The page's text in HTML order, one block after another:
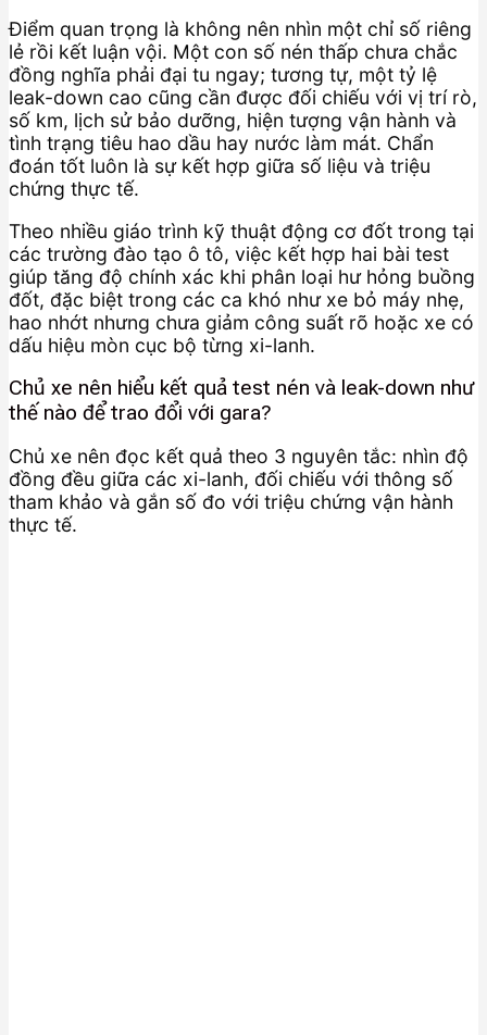
Điểm quan trọng là không nên nhìn một chỉ số riêng
lẻ rồi kết luận vội. Một con số nén thấp chưa chắc
đồng nghĩa phải đại tu ngay; tương tự, một tỷ lệ
leak-down cao cũng cần được đối chiếu với vị trí rò,
số km, lịch sử bảo dưỡng, hiện tượng vận hành và
tình trạng tiêu hao dầu hay nước làm mát. Chẩn
đoán tốt luôn là sự kết hợp giữa số liệu và triệu
chứng thực tế.
Theo nhiều giáo trình kỹ thuật động cơ đốt trong tại
các trường đào tạo ô tô, việc kết hợp hai bài test
giúp tăng độ chính xác khi phân loại hư hỏng buồng
đốt, đặc biệt trong các ca khó như xe bỏ máy nhẹ,
hao nhớt nhưng chưa giảm công suất rõ hoặc xe có
dấu hiệu mòn cục bộ từng xi-lanh.
Chủ xe nên hiểu kết quả test nén và leak-down như
thế nào để trao đổi với gara?
Chủ xe nên đọc kết quả theo 3 nguyên tắc: nhìn độ
đồng đều giữa các xi-lanh, đối chiếu với thông số
tham khảo và gắn số đo với triệu chứng vận hành
thực tế.